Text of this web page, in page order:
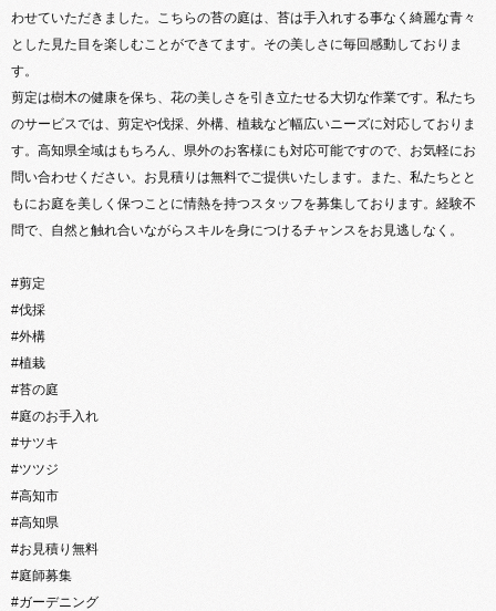
わせていただきました。こちらの苔の庭は、苔は手入れする事なく綺麗な青々
とした見た目を楽しむことができてます。その美しさに毎回感動しておりま
す。
剪定は樹木の健康を保ち、花の美しさを引き立たせる大切な作業です。私たち
のサービスでは、剪定や伐採、外構、植栽など幅広いニーズに対応しておりま
す。高知県全域はもちろん、県外のお客様にも対応可能ですので、お気軽にお
問い合わせください。お見積りは無料でご提供いたします。また、私たちとと
もにお庭を美しく保つことに情熱を持つスタッフを募集しております。経験不
問で、自然と触れ合いながらスキルを身につけるチャンスをお見逃しなく。
#剪定
#伐採
#外構
#植栽
#苔の庭
#庭のお手入れ
#サツキ
#ツツジ
#高知市
#高知県
#お見積り無料
#庭師募集
#ガーデニング